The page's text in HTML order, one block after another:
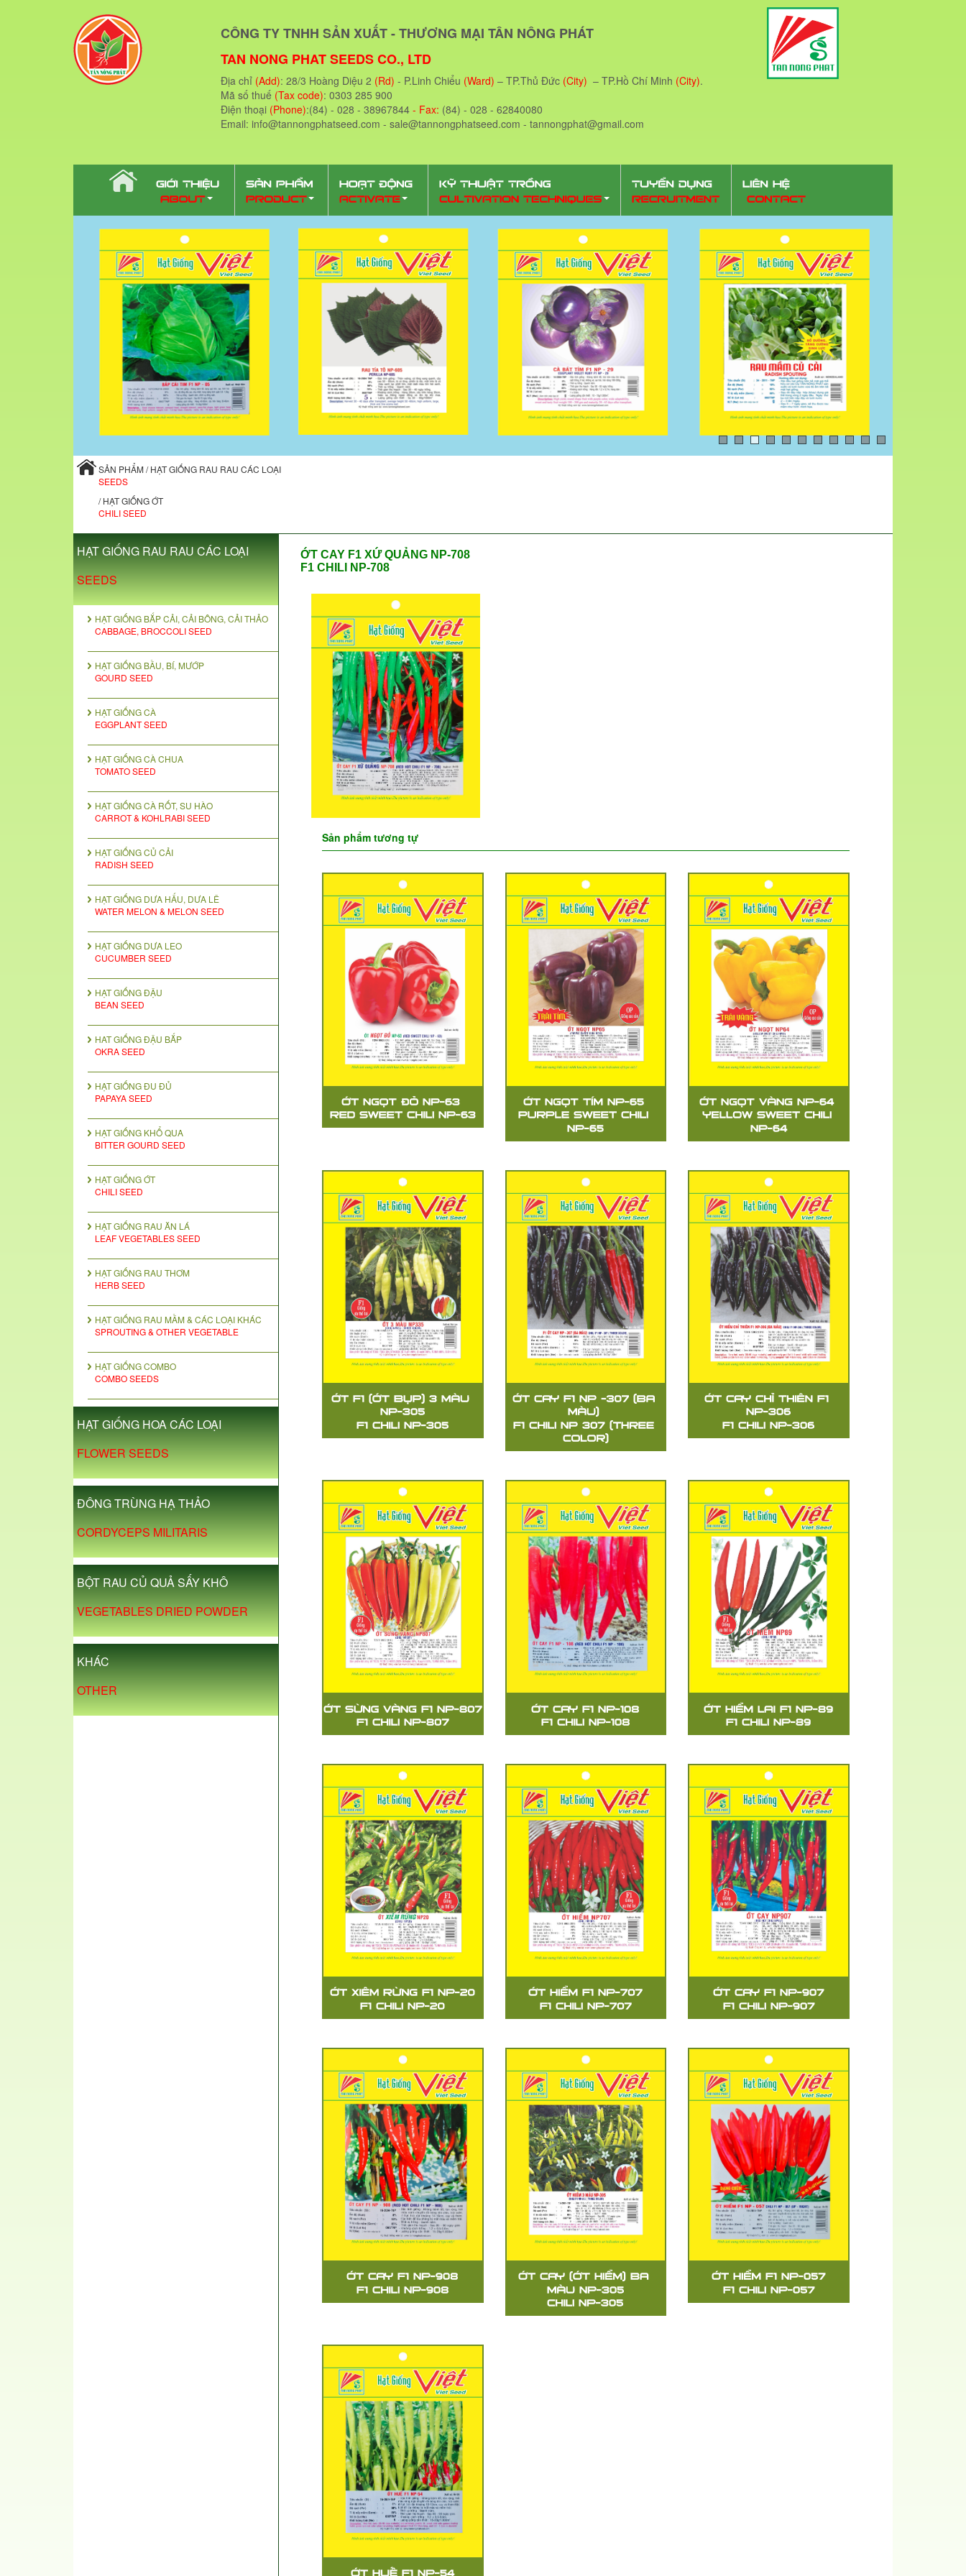
CÔNG TY TNHH SẢN XUẤT - THƯƠNG MẠI TÂN NÔNG PHÁT
TAN NONG PHAT SEEDS CO., LTD
Địa chỉ (Add): 28/3 Hoàng Diệu 2 (Rd) - P.Linh Chiểu (Ward) – TP.Thủ Đức (City) – TP.Hồ Chí Minh (City).
Mã số thuế (Tax code): 0303 285 900
Điện thoại (Phone):(84) - 028 - 38967844 - Fax: (84) - 028 - 62840080
Email: info@tannongphatseed.com - sale@tannongphatseed.com - tannongphat@gmail.com
SẢN PHẨM / HẠT GIỐNG RAU RAU CÁC LOẠI
SEEDS
/ HẠT GIỐNG ỚT
CHILI SEED
HẠT GIỐNG RAU RAU CÁC LOẠI
SEEDS
HẠT GIỐNG BẮP CẢI, CẢI BÔNG, CẢI THẢO
CABBAGE, BROCCOLI SEED
HẠT GIỐNG BẦU, BÍ, MƯỚP
GOURD SEED
HẠT GIỐNG CÀ
EGGPLANT SEED
HẠT GIỐNG CÀ CHUA
TOMATO SEED
HẠT GIỐNG CÀ RỐT, SU HÀO
CARROT & KOHLRABI SEED
HẠT GIỐNG CỦ CẢI
RADISH SEED
HẠT GIỐNG DƯA HẤU, DƯA LÊ
WATER MELON & MELON SEED
HẠT GIỐNG DƯA LEO
CUCUMBER SEED
HẠT GIỐNG ĐẬU
BEAN SEED
HAT GIỐNG ĐẬU BẮP
OKRA SEED
HẠT GIỐNG ĐU ĐỦ
PAPAYA SEED
HẠT GIỐNG KHỔ QUA
BITTER GOURD SEED
HẠT GIỐNG ỚT
CHILI SEED
HẠT GIỐNG RAU ĂN LÁ
LEAF VEGETABLES SEED
HẠT GIỐNG RAU THƠM
HERB SEED
HẠT GIỐNG RAU MẦM & CÁC LOẠI KHÁC
SPROUTING & OTHER VEGETABLE
HẠT GIỐNG COMBO
COMBO SEEDS
HẠT GIỐNG HOA CÁC LOẠI
FLOWER SEEDS
ĐÔNG TRÙNG HẠ THẢO
CORDYCEPS MILITARIS
BỘT RAU CỦ QUẢ SẤY KHÔ
VEGETABLES DRIED POWDER
KHÁC
OTHER
ỚT CAY F1 XỨ QUẢNG NP-708
F1 CHILI NP-708
Sản phẩm tương tự